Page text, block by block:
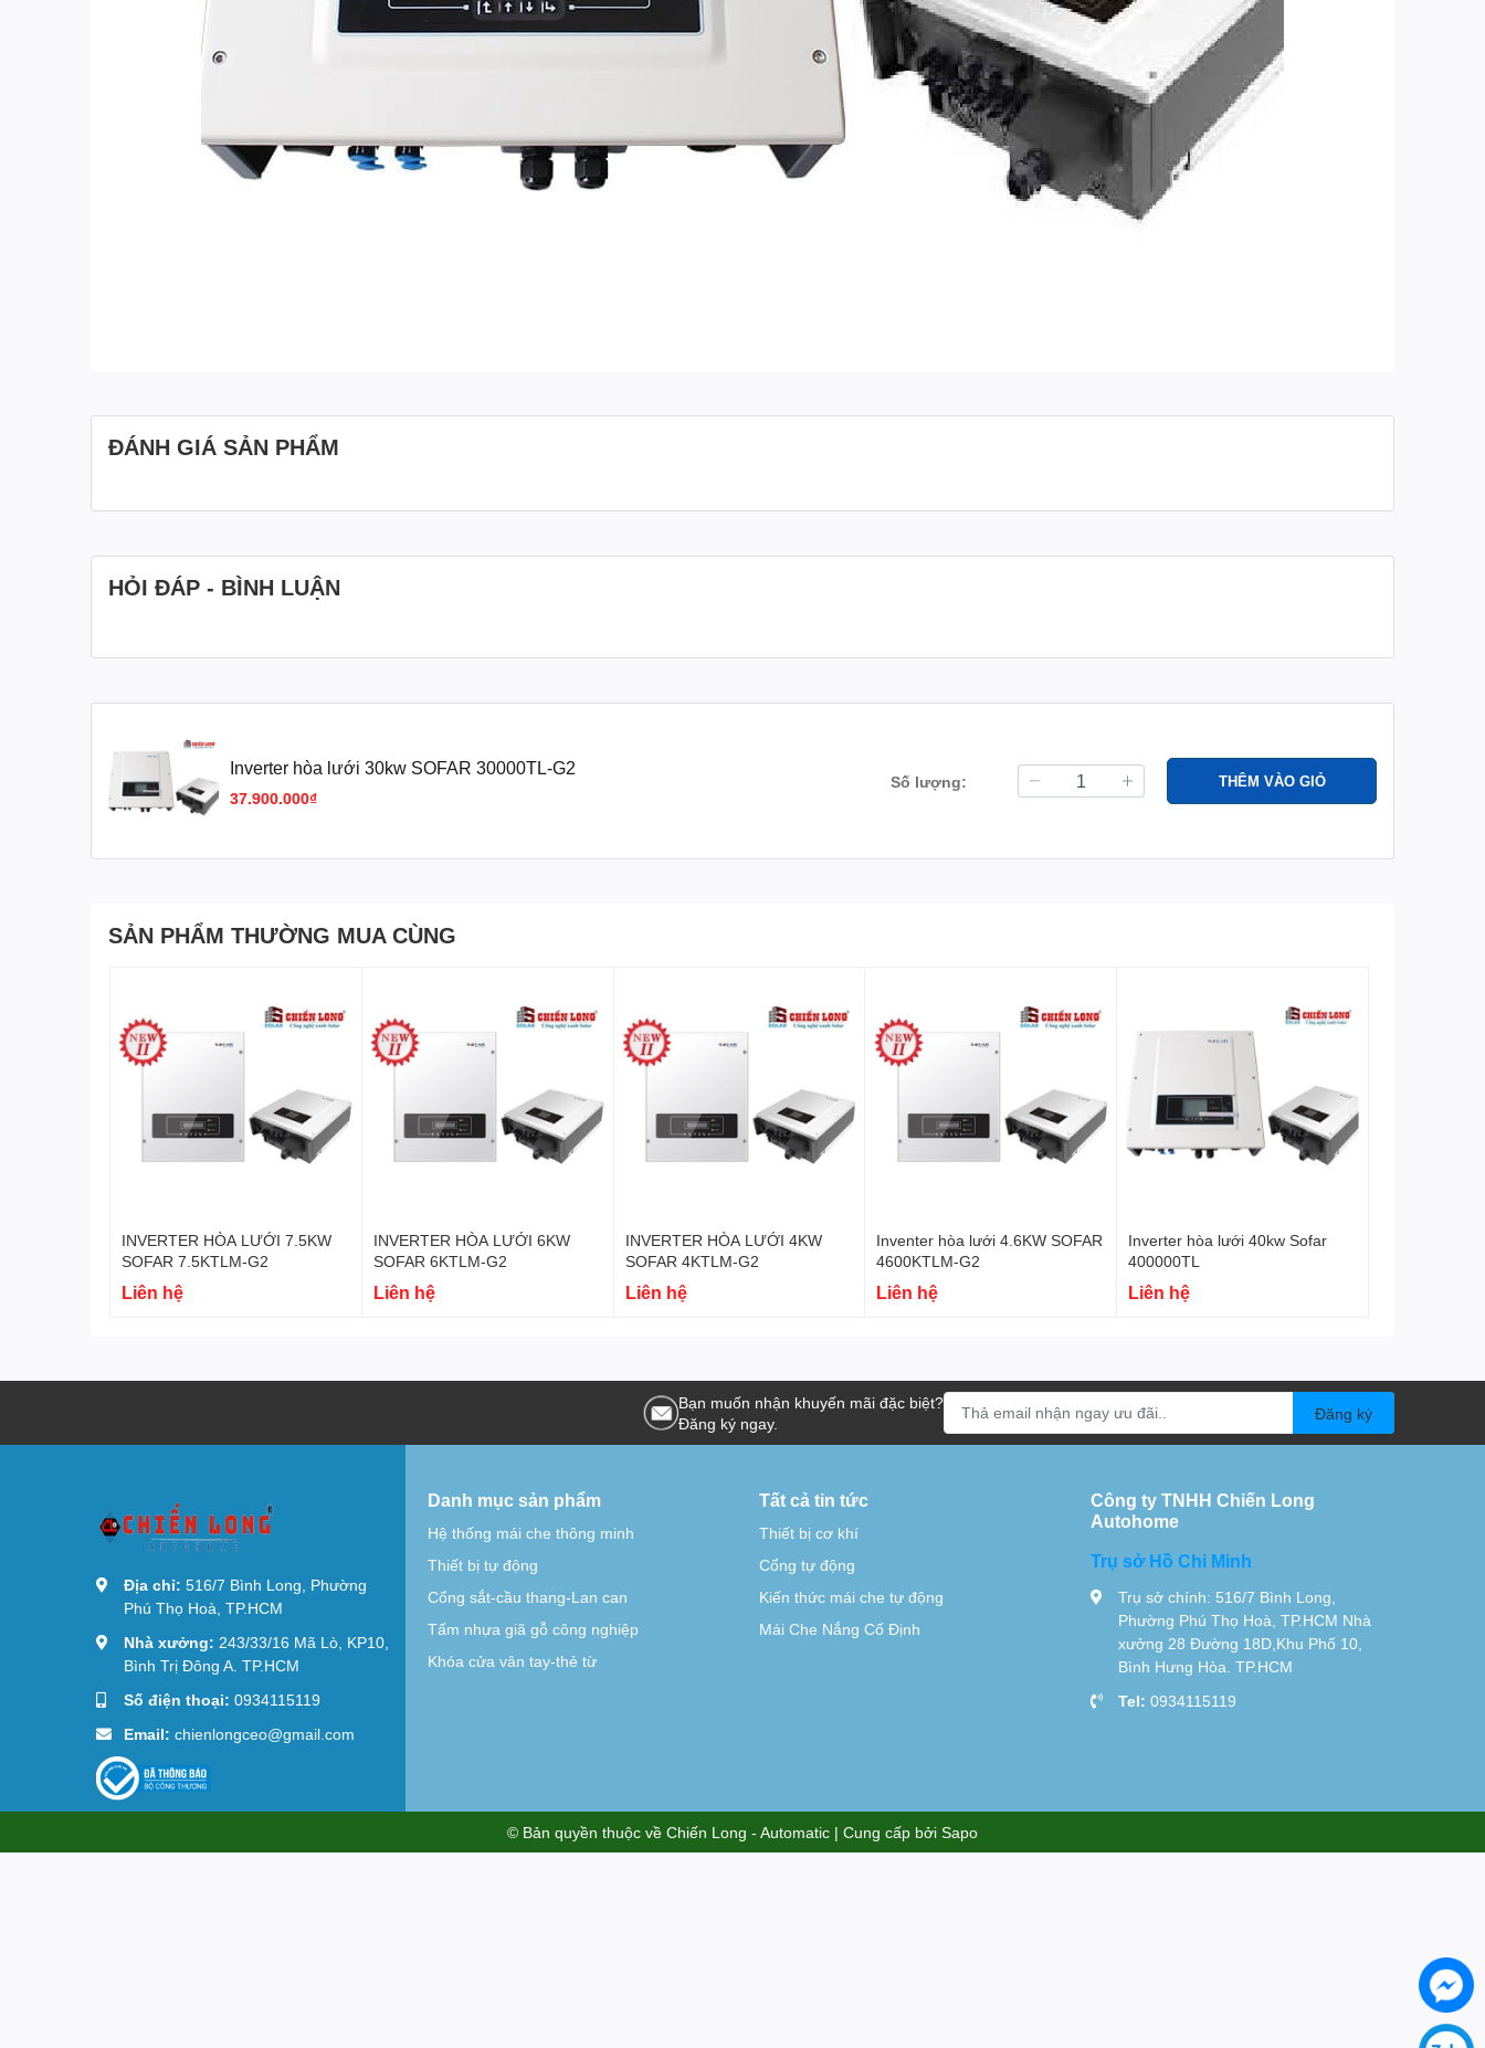
ĐÁNH GIÁ SẢN PHẨM
HỎI ĐÁP - BÌNH LUẬN
Inverter hòa lưới 30kw SOFAR 30000TL-G2
37.900.000₫
Số lượng: THÊM VÀO GIỎ
SẢN PHẨM THƯỜNG MUA CÙNG
INVERTER HÒA LƯỚI 7.5KW
SOFAR 7.5KTLM-G2
Liên hệ
INVERTER HÒA LƯỚI 6KW
SOFAR 6KTLM-G2
Liên hệ
INVERTER HÒA LƯỚI 4KW
SOFAR 4KTLM-G2
Liên hệ
Inventer hòa lưới 4.6KW SOFAR
4600KTLM-G2
Liên hệ
Inverter hòa lưới 40kw Sofar
400000TL
Liên hệ
Bạn muốn nhận khuyến mãi đặc biệt?
Đăng ký ngay.
Đăng ký
Địa chỉ: 516/7 Bình Long, Phường
Phú Thọ Hoà, TP.HCM
Nhà xưởng: 243/33/16 Mã Lò, KP10,
Bình Trị Đông A. TP.HCM
Số điện thoại: 0934115119
Email: chienlongceo@gmail.com
Danh mục sản phẩm
Hệ thống mái che thông minh
Thiết bị tự động
Cổng sắt-cầu thang-Lan can
Tấm nhựa giã gỗ công nghiệp
Khóa cửa vân tay-thẻ từ
Tất cả tin tức
Thiết bị cơ khí
Cổng tự động
Kiến thức mái che tự động
Mái Che Nắng Cố Định
Công ty TNHH Chiến Long
Autohome
Trụ sở Hồ Chi Minh
Trụ sở chính: 516/7 Bình Long,
Phường Phú Thọ Hoà, TP.HCM Nhà
xưởng 28 Đường 18D,Khu Phố 10,
Bình Hưng Hòa. TP.HCM
Tel: 0934115119
© Bản quyền thuộc về Chiến Long - Automatic | Cung cấp bởi Sapo